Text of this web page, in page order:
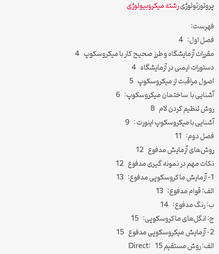
پروتوزئولوژیرشته میکروبیولوژی
فهرست:
فصل اول: 4
مقررات آزمایشگاه و طرز صحیح کار با میکروسکوپ 4
دستورات ایمنی در آزمایشگاه 4
اصول مراقبت از میکروسکوپ 5
آشنایی با ساختمان میکروسکوپ: 6
روش تنظیم کردن لام 8
آشنایی با میکروسکوپ اینورت : 9
فصل دوم: 11
روش‌های آزمایش مدفوع 12
نکات مهم در نمونه گیری مدفوع 12
1- آزمایش ماکروسکوپی مدفوع: 13
الف: قوام مدفوع: 13
ب: رنگ مدفوع: 14
ج: انگل‌های ماکروسکوپی: 15
2- آزمایش میکروسکوپی مدفوع 15
الف: روش مستقیم Direct: 15